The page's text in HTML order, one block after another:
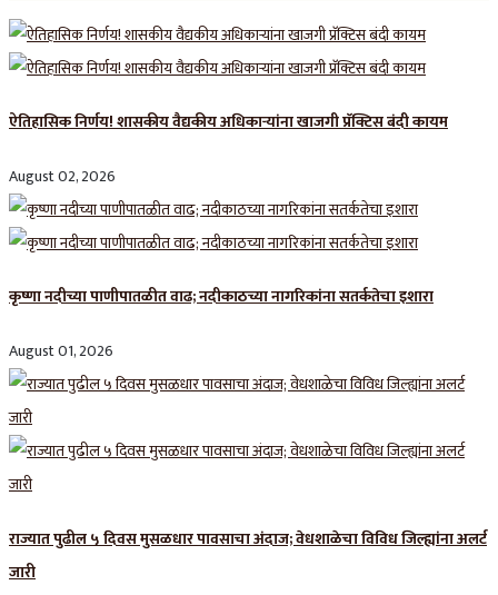
ऐतिहासिक निर्णय! शासकीय वैद्यकीय अधिकाऱ्यांना खाजगी प्रॅक्टिस बंदी कायम
August 02, 2026
कृष्णा नदीच्या पाणीपातळीत वाढ; नदीकाठच्या नागरिकांना सतर्कतेचा इशारा
August 01, 2026
राज्यात पुढील ५ दिवस मुसळधार पावसाचा अंदाज; वेधशाळेचा विविध जिल्ह्यांना अलर्ट
जारी